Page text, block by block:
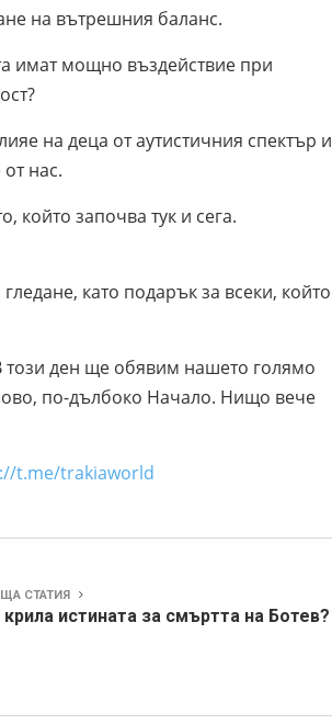
на вътрешния баланс.
имат мощно въздействие при
на деца от аутистичния спектър и
нас.
който започва тук и сега.
като подарък за всеки, който
този ден ще обявим нашето голямо
по-дълбоко Начало. Нищо вече
t.me/trakiaworld
СТАТИЯ
истината за смъртта на Ботев?